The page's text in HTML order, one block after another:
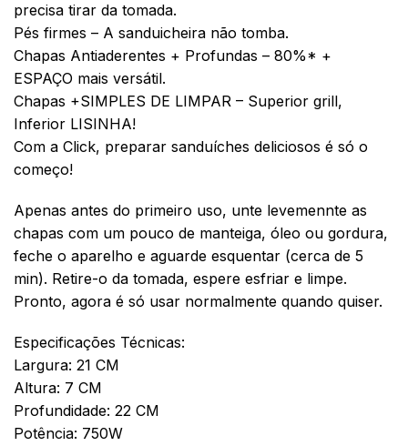
precisa tirar da tomada.
Pés firmes – A sanduicheira não tomba.
Chapas Antiaderentes + Profundas – 80%* +
ESPAÇO mais versátil.
Chapas +SIMPLES DE LIMPAR – Superior grill,
Inferior LISINHA!
Com a Click, preparar sanduíches deliciosos é só o
começo!
Apenas antes do primeiro uso, unte levemennte as
chapas com um pouco de manteiga, óleo ou gordura,
feche o aparelho e aguarde esquentar (cerca de 5
min). Retire-o da tomada, espere esfriar e limpe.
Pronto, agora é só usar normalmente quando quiser.
Especificações Técnicas:
Largura: 21 CM
Altura: 7 CM
Profundidade: 22 CM
Potência: 750W